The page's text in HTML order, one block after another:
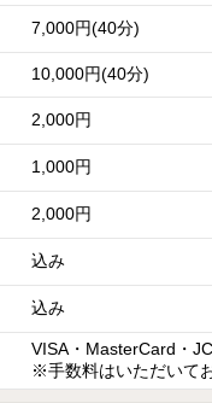
7,000円(40分)
10,000円(40分)
2,000円
1,000円
2,000円
込み
込み
VISA・MasterCard・
※手数料はいただいて